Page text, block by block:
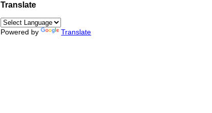
Translate
Powered by Translate